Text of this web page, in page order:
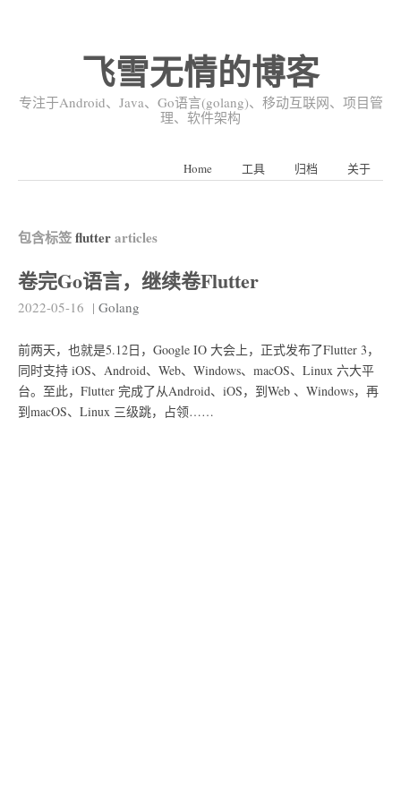
飞雪无情的博客
专注于Android、Java、Go语言(golang)、移动互联网、项目管
理、软件架构
Home 工具 归档 关于
包含标签flutterarticles
卷完Go语言，继续卷Flutter
2022-05-16 | Golang
前两天，也就是5.12日，Google IO 大会上，正式发布了Flutter 3，
同时支持 iOS、Android、Web、Windows、macOS、Linux 六大平
台。至此，Flutter 完成了从Android、iOS，到Web 、Windows，再
到macOS、Linux 三级跳，占领……